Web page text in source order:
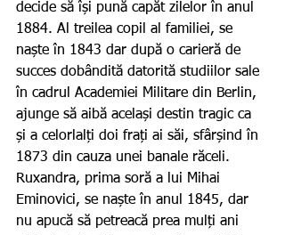
decide să își pună capăt zilelor în anul
1884. Al treilea copil al familiei, se
naște în 1843 dar după o carieră de
succes dobândită datorită studiilor sale
în cadrul Academiei Militare din Berlin,
ajunge să aibă același destin tragic ca
și a celorlalți doi frați ai săi, sfârșind în
1873 din cauza unei banale răceli.
Ruxandra, prima soră a lui Mihai
Eminovici, se naște în anul 1845, dar
nu apucă să petreacă prea mulți ani